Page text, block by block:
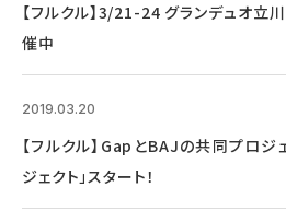
【フルクル】3/21-24 グランデュオ立
催中
2019.03.20
【フルクル】GapとBAJの共同プロジ
ジェクト」スタート！